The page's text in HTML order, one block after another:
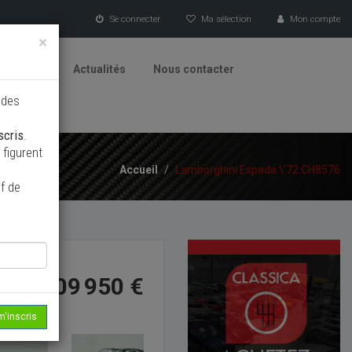
Se connecter Ma sélection Mon compte
Actualités Nous contacter
Accueil / Lamborghini Espada \'72 CH8576
109 950 €
×
.
de